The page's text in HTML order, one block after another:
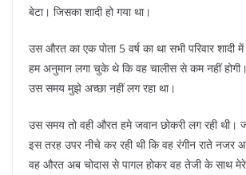
बेटा। जिसका शादी हो गया था।
उस औरत का एक पोता 5 वर्ष का था सभी परिवार
हम अनुमान लगा चुके थे कि वह चालीस से कम नहीं
उस समय मुझे अच्छा नहीं लग रहा था।
उस समय तो वही औरत हमे जवान छोकरी लग रही थी।
इस तरह उपर नीचे कर रही थी कि वह रंगीन राते नजर
वह औरत अब चोदास से पागल होकर वह तेजी के साथ